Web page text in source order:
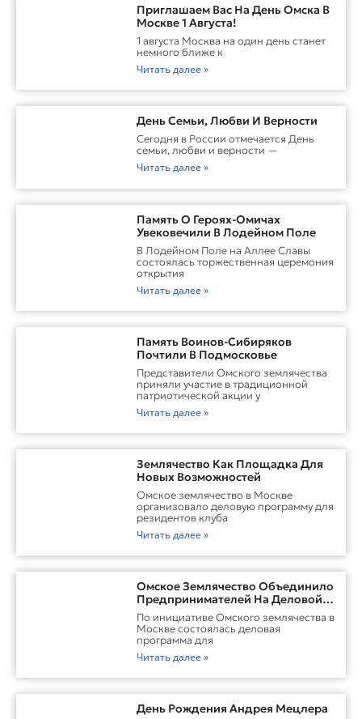
Приглашаем Вас На День Омска В
Москве 1 Августа!
1 августа Москва на один день станет
немного ближе к
Читать далее »
День Семьи, Любви И Верности
Сегодня в России отмечается День
семьи, любви и верности —
Читать далее »
Память О Героях-Омичах
Увековечили В Лодейном Поле
В Лодейном Поле на Аллее Славы
состоялась торжественная церемония
открытия
Читать далее »
Память Воинов-Сибиряков
Почтили В Подмосковье
Представители Омского землячества
приняли участие в традиционной
патриотической акции у
Читать далее »
Землячество Как Площадка Для
Новых Возможностей
Омское землячество в Москве
организовало деловую программу для
резидентов клуба
Читать далее »
Омское Землячество Объединило
Предпринимателей На Деловой
Встрече В Москве
По инициативе Омского землячества в
Москве состоялась деловая
программа для
Читать далее »
День Рождения Андрея Мецлера